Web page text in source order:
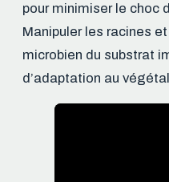
pour minimiser le choc
Manipuler les racines
microbien du substrat
d’adaptation au